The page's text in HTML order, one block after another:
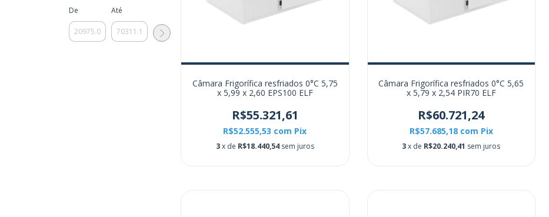
De Até
Câmara Frigorífica resfriados 0°C 5,75
x 5,99 x 2,60 EPS100 ELF
R$55.321,61
R$52.555,53 com Pix
3x de R$18.440,54 sem juros
Câmara Frigorífica resfriados 0°C 5,65
x 5,79 x 2,54 PIR70 ELF
R$60.721,24
R$57.685,18 com Pix
3 x de R$20.240,41 sem juros